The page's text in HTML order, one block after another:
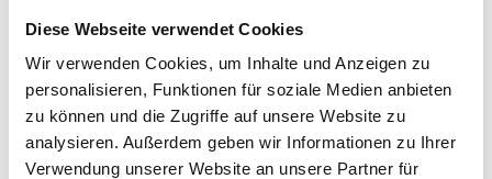
Diese Webseite verwendet Cookies
Wir verwenden Cookies, um Inhalte und Anzeigen zu
personalisieren, Funktionen für soziale Medien anbieten
zu können und die Zugriffe auf unsere Website zu
analysieren. Außerdem geben wir Informationen zu Ihrer
Verwendung unserer Website an unsere Partner für
Weitere Hinweise:Nicht bleichen, nicht im
Wäschetrockner trocknen, nicht nassreinigen.
(Behandlung in einer Reinigungsmaschine mit
Perchlorethylen oder Kohlenwasserstoffen ist jedoch
möglich).
Besuche unsere Stores